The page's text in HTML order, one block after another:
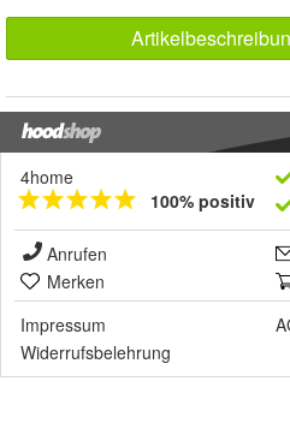
4home
100% positiv
Anrufen
Merken
Impressum
Widerrufsbelehrung